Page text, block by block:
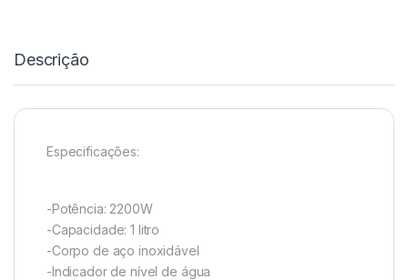
Descrição
Especificações:
-Potência: 2200W
-Capacidade: 1 litro
-Corpo de aço inoxidável
-Indicador de nível de água